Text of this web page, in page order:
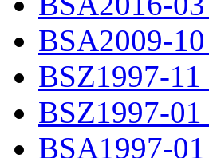
BSA2009-10
BSZ1997-11
BSZ1997-01
BSA1997-01